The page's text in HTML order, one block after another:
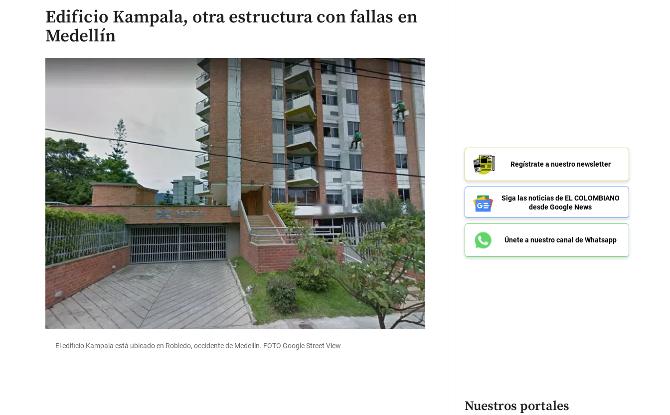
Edificio Kampala, otra estructura con fallas en
Medellín
El edificio Kampala está ubicado en Robledo, occidente de Medellín. FOTO Google Street View
Regístrate a nuestro newsletter
Siga las noticias de EL COLOMBIANO
desde Google News
Únete a nuestro canal de Whatsapp
Nuestros portales